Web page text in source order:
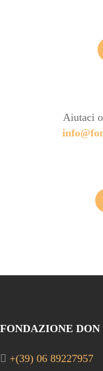
Aiutaci
FONDAZIONE
+(39) 06 89227957